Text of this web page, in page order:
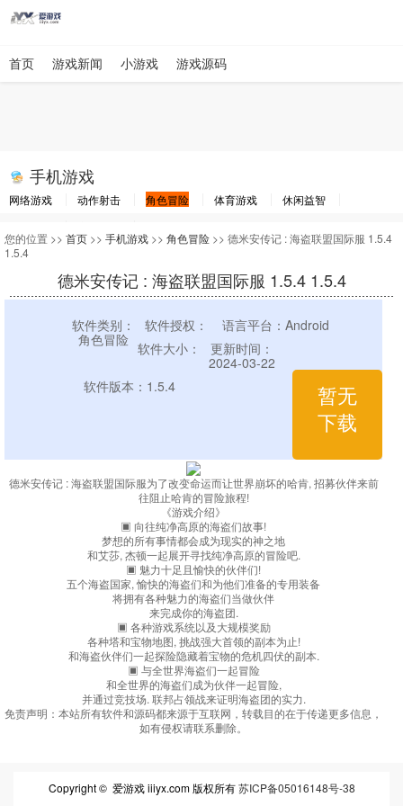
首页 游戏新闻 小游戏 游戏源码
手机游戏
网络游戏 动作射击 角色冒险 体育游戏
休闲益智
您的位置 >> 首页 >> 手机游戏 >> 角色冒险 >> 德米安传记 : 海盗联盟国际服 1.5.4
1.5.4
德米安传记 : 海盗联盟国际服 1.5.4 1.5.4
软件类别：
角色冒险
软件授权：
语言平台：Android
软件大小：
更新时间：
2024-03-22
软件版本：1.5.4
暂无
下载
德米安传记 : 海盗联盟国际服为了改变命运而让世界崩坏的哈肯, 招募伙伴来前
往阻止哈肯的冒险旅程!
《游戏介绍》
▣ 向往纯净高原的海盗们故事!
梦想的所有事情都会成为现实的神之地
和艾莎, 杰顿一起展开寻找纯净高原的冒险吧.
▣ 魅力十足且愉快的伙伴们!
五个海盗国家, 愉快的海盗们和为他们准备的专用装备
将拥有各种魅力的海盗们当做伙伴
来完成你的海盗团.
▣ 各种游戏系统以及大规模奖励
各种塔和宝物地图, 挑战强大首领的副本为止!
和海盗伙伴们一起探险隐藏着宝物的危机四伏的副本.
▣ 与全世界海盗们一起冒险
和全世界的海盗们成为伙伴一起冒险,
并通过竞技场. 联邦占领战来证明海盗团的实力.
免责声明：本站所有软件和源码都来源于互联网，转载目的在于传递更多信息，
如有侵权请联系删除。
Copyright © 爱游戏 iiiyx.com 版权所有苏ICP备05016148号-38